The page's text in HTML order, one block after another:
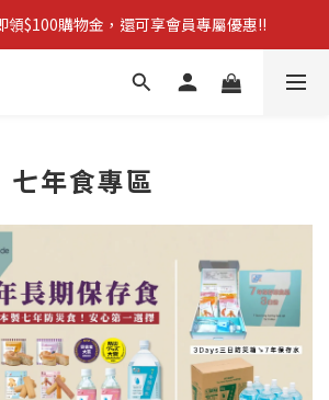
市】拋棄型簡易廁所 防災必備!
領$100購物金，還可享會員專屬優惠!!
滿$1,600，立即享免運優惠
七年食專區